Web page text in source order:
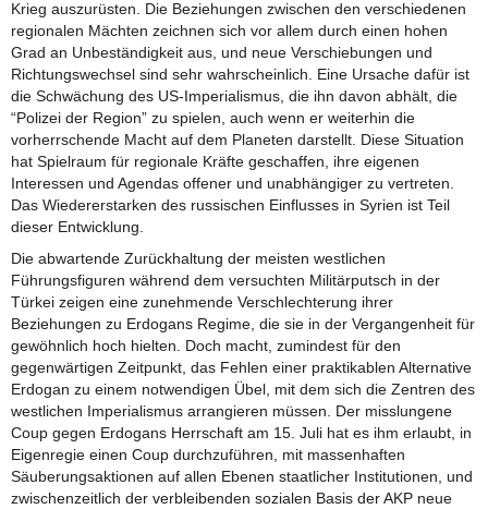
Krieg auszurüsten. Die Beziehungen zwischen den verschiedenen
regionalen Mächten zeichnen sich vor allem durch einen hohen
Grad an Unbeständigkeit aus, und neue Verschiebungen und
Richtungswechsel sind sehr wahrscheinlich. Eine Ursache dafür ist
die Schwächung des US-Imperialismus, die ihn davon abhält, die
“Polizei der Region” zu spielen, auch wenn er weiterhin die
vorherrschende Macht auf dem Planeten darstellt. Diese Situation
hat Spielraum für regionale Kräfte geschaffen, ihre eigenen
Interessen und Agendas offener und unabhängiger zu vertreten.
Das Wiedererstarken des russischen Einflusses in Syrien ist Teil
dieser Entwicklung.
Die abwartende Zurückhaltung der meisten westlichen
Führungsfiguren während dem versuchten Militärputsch in der
Türkei zeigen eine zunehmende Verschlechterung ihrer
Beziehungen zu Erdogans Regime, die sie in der Vergangenheit für
gewöhnlich hoch hielten. Doch macht, zumindest für den
gegenwärtigen Zeitpunkt, das Fehlen einer praktikablen Alternative
Erdogan zu einem notwendigen Übel, mit dem sich die Zentren des
westlichen Imperialismus arrangieren müssen. Der misslungene
Coup gegen Erdogans Herrschaft am 15. Juli hat es ihm erlaubt, in
Eigenregie einen Coup durchzuführen, mit massenhaften
Säuberungsaktionen auf allen Ebenen staatlicher Institutionen, und
zwischenzeitlich der verbleibenden sozialen Basis der AKP neue